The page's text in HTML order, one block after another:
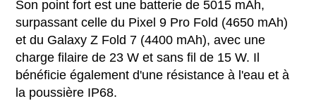
Son point fort est une batterie de 5015 mAh,
surpassant celle du Pixel 9 Pro Fold (4650 mAh)
et du Galaxy Z Fold 7 (4400 mAh), avec une
charge filaire de 23 W et sans fil de 15 W. Il
bénéficie également d'une résistance à l'eau et à
la poussière IP68.